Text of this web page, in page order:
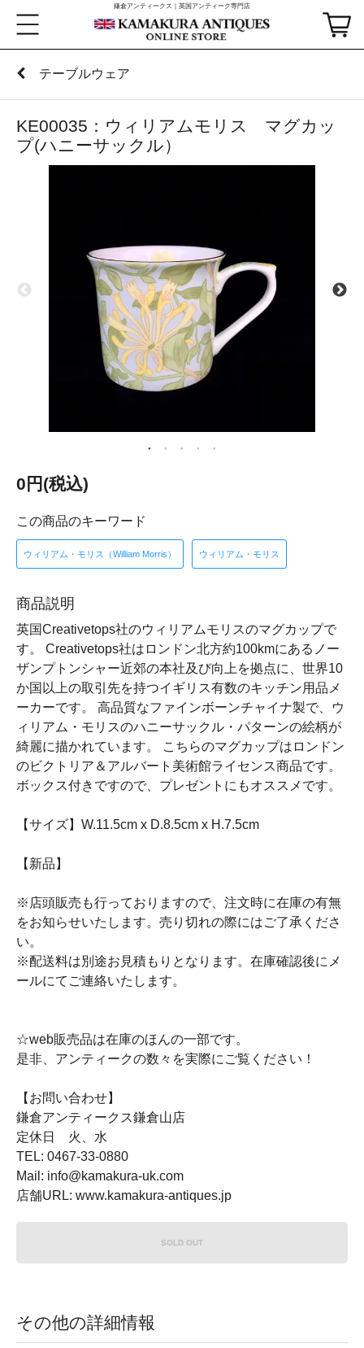
鎌倉アンティークス｜英国アンティーク専門店
テーブルウェア
KE00035：ウィリアムモリス マグカッ
プ(ハニーサックル）
0円(税込)
この商品のキーワード
ウィリアム・モリス（William Morris） ウィリアム・モリス
商品説明
英国Creativetops社のウィリアムモリスのマグカップで
す。 Creativetops社はロンドン北方約100kmにあるノー
ザンプトンシャー近郊の本社及び向上を拠点に、世界10
か国以上の取引先を持つイギリス有数のキッチン用品メ
ーカーです。 高品質なファインボーンチャイナ製で、ウ
ィリアム・モリスのハニーサックル・パターンの絵柄が
綺麗に描かれています。 こちらのマグカップはロンドン
のビクトリア＆アルバート美術館ライセンス商品です。
ボックス付きですので、プレゼントにもオススメです。
【サイズ】W.11.5cm x D.8.5cm x H.7.5cm
【新品】
※店頭販売も行っておりますので、注文時に在庫の有無
をお知らせいたします。売り切れの際にはご了承くださ
い。
※配送料は別途お見積もりとなります。在庫確認後にメ
ールにてご連絡いたします。
☆web販売品は在庫のほんの一部です。
是非、アンティークの数々を実際にご覧ください！
【お問い合わせ】
鎌倉アンティークス鎌倉山店
定休日 火、水
TEL: 0467-33-0880
Mail: info@kamakura-uk.com
店舗URL: www.kamakura-antiques.jp
SOLD OUT
その他の詳細情報